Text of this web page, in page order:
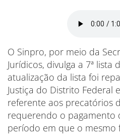
O Sinpro, por meio da
Jurídicos, divulga a 7ª lista
atualização da lista foi
Justiça do Distrito Federal
referente aos precatórios
requerendo o pagamento
período em que o mesmo